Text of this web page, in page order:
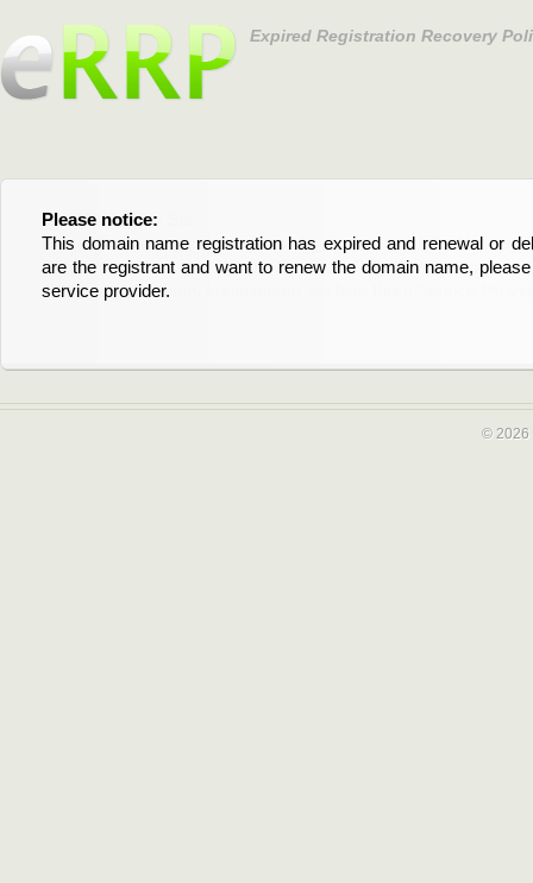
Expired Registration Recovery
Please notice:
This domain name registration has expired and renewal or
are the registrant and want to renew the domain name,
service provider.
Bitte beachten Sie:
Diese Domainregistrierung ist abgelaufen und die
Domain stehen an. Wenn Sie der Registrant sind und
verlängern möchten, kontaktieren Sie bitte Ihren Service-
© 2026